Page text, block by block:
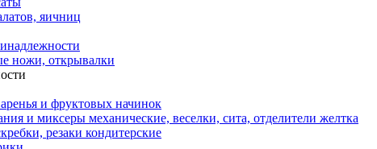
яичниц
ножи, открывалки
и фруктовых начинок
и миксеры механические, веселки, сита, отделители желтка
резаки кондитерские